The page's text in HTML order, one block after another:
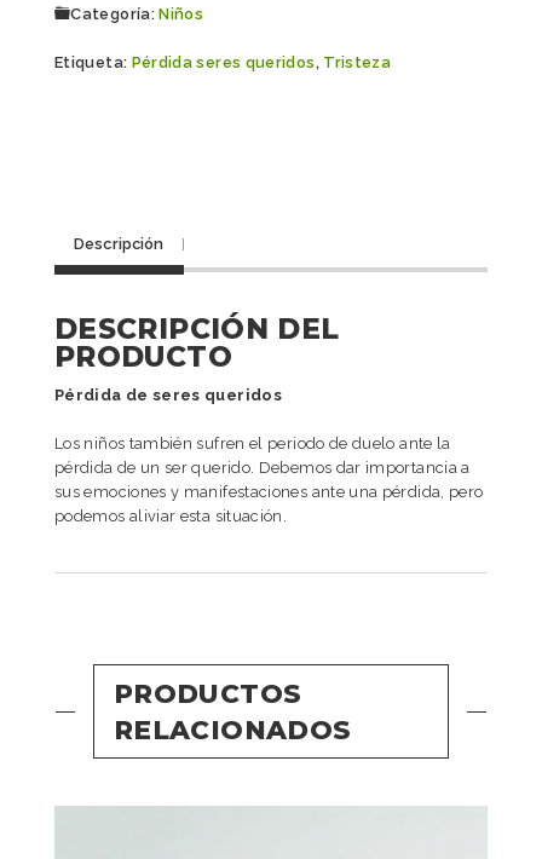
Categoría:Niños
Etiqueta: Pérdida seres queridos, Tristeza
Descripción
DESCRIPCIÓN DEL
PRODUCTO
Pérdida de seres queridos
Los niños también sufren el periodo de duelo ante la
pérdida de un ser querido. Debemos dar importancia a
sus emociones y manifestaciones ante una pérdida, pero
podemos aliviar esta situación.
PRODUCTOS
RELACIONADOS